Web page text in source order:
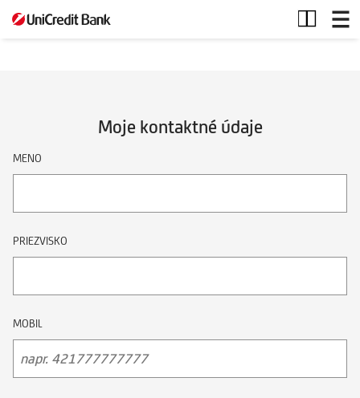
Kontaktný
formulár
Moje kontaktné údaje
MENO
PRIEZVISKO
MOBIL